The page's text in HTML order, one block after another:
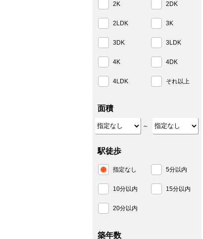
2K 2DK
2LDK 3K
3DK 3LDK
4K 4DK
4LDK それ以上
面積
～
駅徒歩
指定なし 5分以内
10分以内 15分以内
20分以内
築年数